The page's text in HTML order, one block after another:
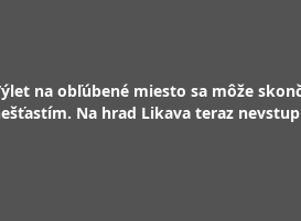
na obľúbené miesto sa môže
Na hrad Likava teraz